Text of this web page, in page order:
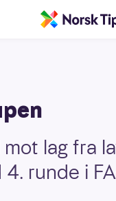
lag fra
runde i